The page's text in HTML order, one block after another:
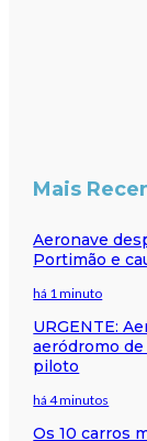
Mais
Aeronave
Portimão e
há 1 minuto
URGENTE:
aeródromo
piloto
há 4 minutos
Os 10 carros